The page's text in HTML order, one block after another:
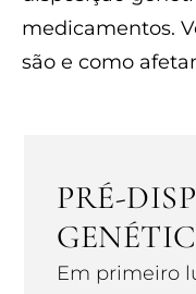
medicamentos.
são e como
PRÉ-
Em primeiro